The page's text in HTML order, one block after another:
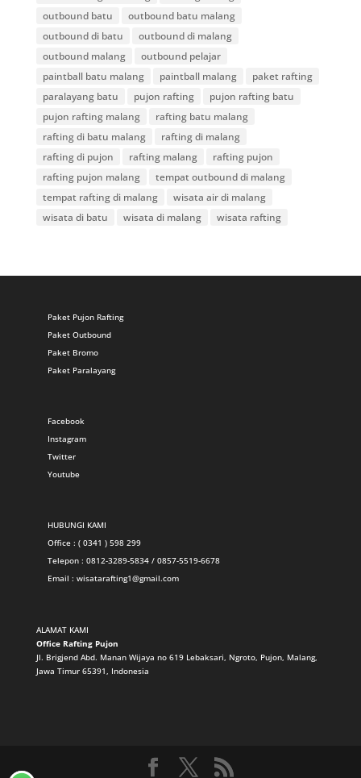
outbound batu
outbound batu malang
outbound di batu
outbound di malang
outbound malang
outbound pelajar
paintball batu malang
paintball malang
paket rafting
paralayang batu
pujon rafting
pujon rafting batu
pujon rafting malang
rafting batu malang
rafting di batu malang
rafting di malang
rafting di pujon
rafting malang
rafting pujon
rafting pujon malang
tempat outbound di malang
tempat rafting di malang
wisata air di malang
wisata di batu
wisata di malang wisata rafting
Paket Pujon Rafting
Paket Outbound
Paket Bromo
Paket Paralayang
Facebook
Instagram
Twitter
Youtube
HUBUNGI KAMI
Office : ( 0341 ) 598 299
Telepon : 0812-3289-5834 / 0857-5519-6678
Email : wisatarafting1@gmail.com
ALAMAT KAMI
Office Rafting Pujon
Jl. Brigjend Abd. Manan Wijaya no 619 Lebaksari, Ngroto, Pujon, Malang,
Jawa Timur 65391, Indonesia